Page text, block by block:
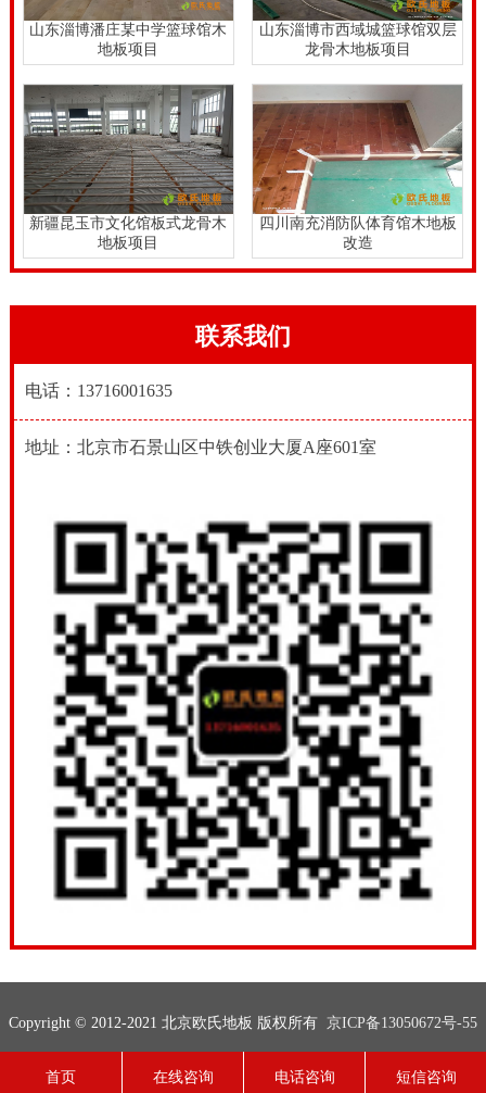
山东淄博潘庄某中学篮球馆木
地板项目
山东淄博市西域城篮球馆双层
龙骨木地板项目
新疆昆玉市文化馆板式龙骨木
地板项目
四川南充消防队体育馆木地板
改造
联系我们
电话：13716001635
地址：北京市石景山区中铁创业大厦A座601室
Copyright © 2012-2021 北京欧氏地板 版权所有 京ICP备13050672号-55
首页
在线咨询 电话咨询 短信咨询